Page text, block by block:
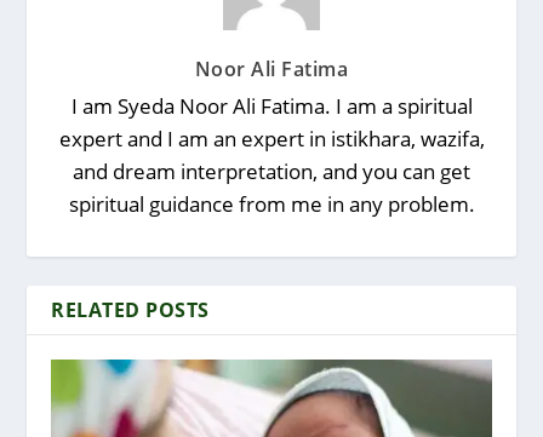
Noor Ali Fatima
I am Syeda Noor Ali Fatima. I am a spiritual
expert and I am an expert in istikhara, wazifa,
and dream interpretation, and you can get
spiritual guidance from me in any problem.
RELATED POSTS